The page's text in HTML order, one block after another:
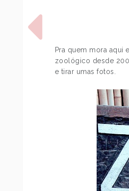
Pra quem mora aqui
zoológico desde
e tirar umas fotos.